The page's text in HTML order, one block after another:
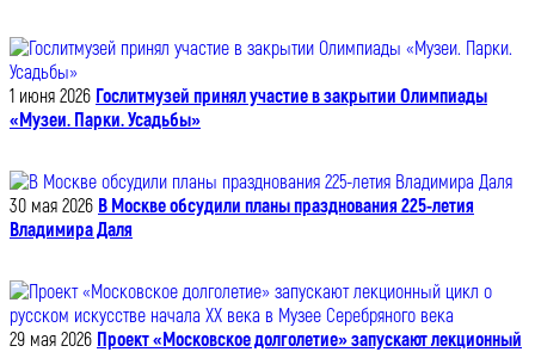
1 июня 2026 Гослитмузей принял участие в закрытии Олимпиады
«Музеи. Парки. Усадьбы»
30 мая 2026 В Москве обсудили планы празднования 225-летия
Владимира Даля
29 мая 2026 Проект «Московское долголетие» запускают лекционный